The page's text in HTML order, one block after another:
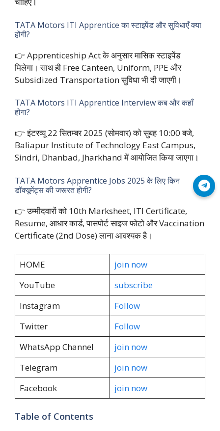
Join Telegram
TATA Motors ITI Apprentice का स्टाइपेंड और सुविधाएँ क्या
होंगी?
👉 Apprenticeship Act के अनुसार मासिक स्टाइपेंड
मिलेगा। साथ ही Free Canteen, Uniform, PPE और
Subsidized Transportation सुविधा भी दी जाएगी।
TATA Motors ITI Apprentice Interview कब और कहाँ
होगा?
👉 इंटरव्यू 22 सितम्बर 2025 (सोमवार) को सुबह 10:00 बजे,
Baliapur Institute of Technology East Campus,
Sindri, Dhanbad, Jharkhand में आयोजित किया जाएगा।
TATA Motors Apprentice Jobs 2025 के लिए किन
डॉक्यूमेंट्स की जरूरत होगी?
👉 उम्मीदवारों को 10th Marksheet, ITI Certificate,
Resume, आधार कार्ड, पासपोर्ट साइज फोटो और Vaccination
Certificate (2nd Dose) लाना आवश्यक है।
HOME
join now
YouTube
subscribe
Instagram
Follow
Twitter
Follow
WhatsApp Channel
join now
Telegram
join now
Facebook
join now
Table of Contents